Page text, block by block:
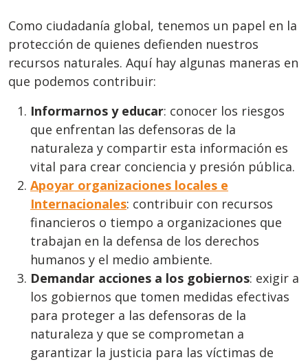
Como ciudadanía global, tenemos un papel en la
protección de quienes defienden nuestros
recursos naturales. Aquí hay algunas maneras en
que podemos contribuir:
Informarnos y educar: conocer los riesgos
que enfrentan las defensoras de la
naturaleza y compartir esta información es
vital para crear conciencia y presión pública.
Apoyar organizaciones locales e
Internacionales: contribuir con recursos
financieros o tiempo a organizaciones que
trabajan en la defensa de los derechos
humanos y el medio ambiente.
Demandar acciones a los gobiernos: exigir a
los gobiernos que tomen medidas efectivas
para proteger a las defensoras de la
naturaleza y que se comprometan a
garantizar la justicia para las víctimas de